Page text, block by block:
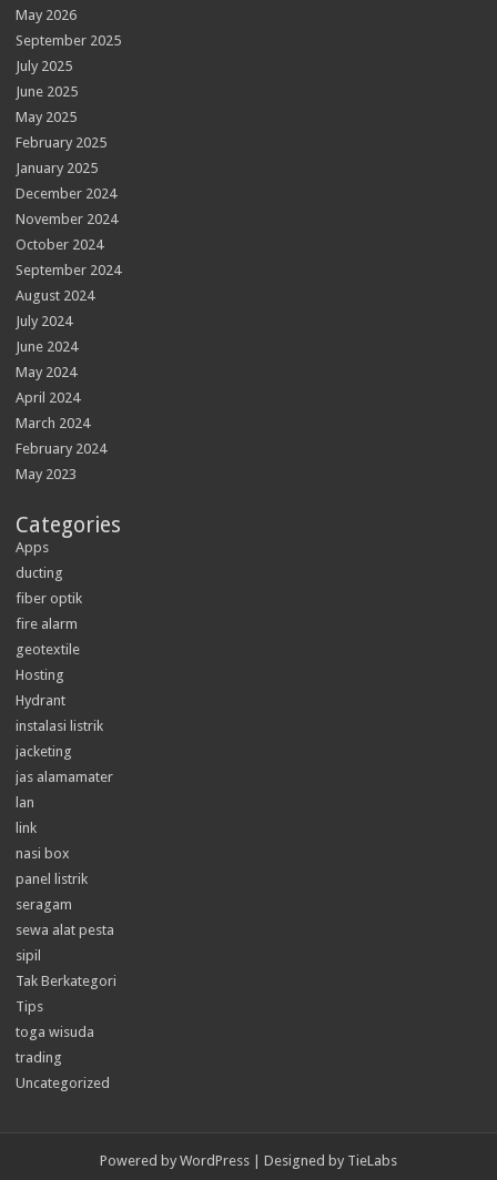
May 2026
September 2025
July 2025
June 2025
May 2025
February 2025
January 2025
December 2024
November 2024
October 2024
September 2024
August 2024
July 2024
June 2024
May 2024
April 2024
March 2024
February 2024
May 2023
Categories
Apps
ducting
fiber optik
fire alarm
geotextile
Hosting
Hydrant
instalasi listrik
jacketing
jas alamamater
lan
link
nasi box
panel listrik
seragam
sewa alat pesta
sipil
Tak Berkategori
Tips
toga wisuda
trading
Uncategorized
Powered by WordPress | Designed by TieLabs